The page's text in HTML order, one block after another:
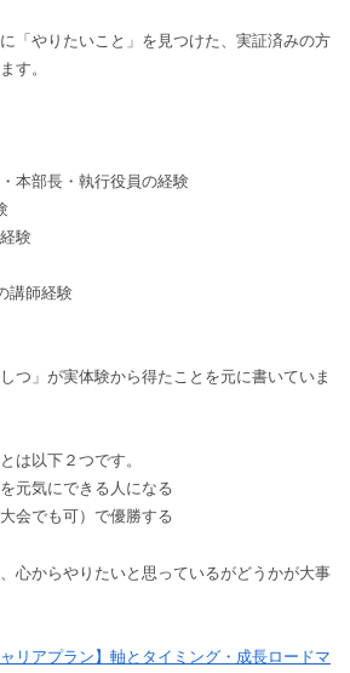
「やりたいこと」を見つけた、実証済みの方
す。
本部長・執行役員の経験
験
講師経験
つ」が実体験から得たことを元に書いていま
は以下２つです。
元気にできる人になる
会でも可）で優勝する
心からやりたいと思っているがどうかが大事
ャリアプラン】軸とタイミング・成長ロードマ